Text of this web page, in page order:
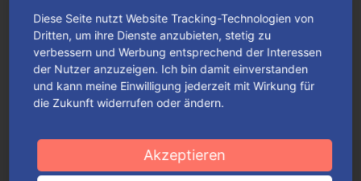
Schenken heißt Lust auf Freude
„Kleine Geschenke erhalten die Freundschaft“, spricht der
Volksmund. Das trifft allerdings nur dann wohlwollend zu,
wenn man die Vorlieben und den persönlichen...Mehr lesen
Diese Seite nutzt Website Tracking-Technologien von
Dritten, um ihre Dienste anzubieten, stetig zu
verbessern und Werbung entsprechend der Interessen
der Nutzer anzuzeigen. Ich bin damit einverstanden
und kann meine Einwilligung jederzeit mit Wirkung für
die Zukunft widerrufen oder ändern.
Akzeptieren